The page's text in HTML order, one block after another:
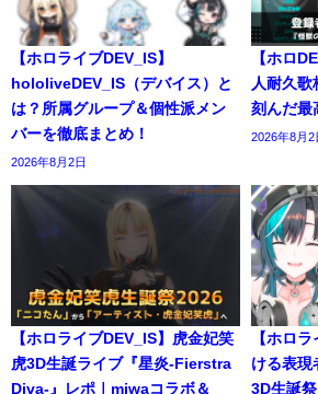
【ホロライブDEV_IS】
hololiveDEV_IS（デバイス）と
は？所属グループ＆個性派メン
バーを徹底まとめ！
2026年8月2日
【ホロ
人耐久
刻んだ最
2026年8月2
【ホロライブDEV_IS】虎金妃笑
虎3D生誕ライブ『星炎-Fierstra
Diva-』レポ｜miwaコラボ＆
【ホロ
ける表
3D生誕